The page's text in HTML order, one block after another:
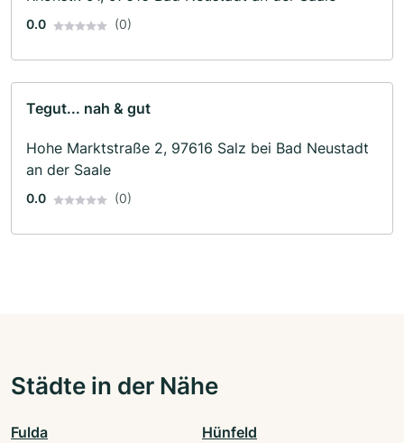
0.0 (0)
Tegut... nah & gut
Hohe Marktstraße 2, 97616 Salz bei Bad Neustadt
an der Saale
0.0 (0)
Städte in der Nähe
Fulda Hünfeld